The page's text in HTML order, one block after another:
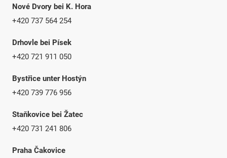
Nové Dvory bei K. Hora
+420 737 564 254
Drhovle bei Písek
+420 721 911 050
Bystřice unter Hostýn
+420 739 776 956
Staňkovice bei Žatec
+420 731 241 806
Praha Čakovice